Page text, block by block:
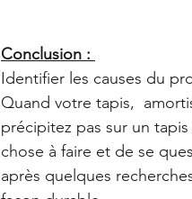
Conclusion :
Identifier les causes du
Quand votre tapis,
précipitez pas sur un
chose à faire et de se
après quelques